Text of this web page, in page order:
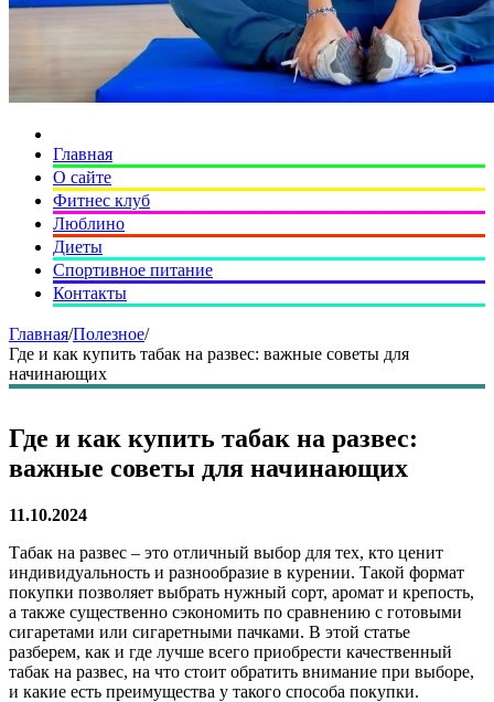
Главная
О сайте
Фитнес клуб
Люблино
Диеты
Спортивное питание
Контакты
Главная/Полезное/
Где и как купить табак на развес: важные советы для
начинающих
Где и как купить табак на развес:
важные советы для начинающих
11.10.2024
Табак на развес – это отличный выбор для тех, кто ценит
индивидуальность и разнообразие в курении. Такой формат
покупки позволяет выбрать нужный сорт, аромат и крепость,
а также существенно сэкономить по сравнению с готовыми
сигаретами или сигаретными пачками. В этой статье
разберем, как и где лучше всего приобрести качественный
табак на развес, на что стоит обратить внимание при выборе,
и какие есть преимущества у такого способа покупки.